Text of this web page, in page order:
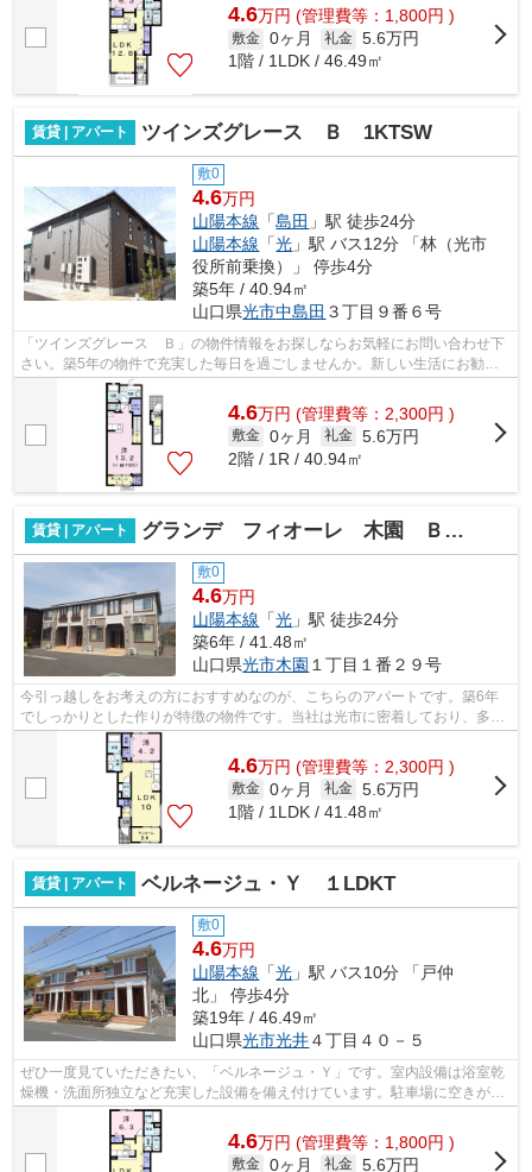
4.6万円 (管理費等：1,800円 )
敷金 0ヶ月 礼金 5.6万円
1階 / 1LDK / 46.49㎡
賃貸 | アパート ツインズグレース Ｂ 1KTSW
敷0
4.6万円
山陽本線 「島田 」駅 徒歩24分
山陽本線 「光 」駅 バス12分 「林（光市
役所前乗換）」 停歩4分
築5年 / 40.94㎡
山口県光市中島田 ３丁目９番６号
「ツインズグレース Ｂ」の物件情報をお探しならお気軽にお問い合わせ下
さい。築5年の物件で充実した毎日を過ごしませんか。新しい生活にお勧め
なのが、こちらのアパートです。光市は...
4.6万円 (管理費等：2,300円 )
敷金 0ヶ月 礼金 5.6万円
2階 / 1R / 40.94㎡
賃貸 | アパート グランデ フィオーレ 木園 Ｂ 1LDKS
敷0
4.6万円
山陽本線 「光 」駅 徒歩24分
築6年 / 41.48㎡
山口県光市木園 １丁目１番２９号
今引っ越しをお考えの方におすすめなのが、こちらのアパートです。築6年
でしっかりとした作りが特徴の物件です。当社は光市に密着しており、多種
多様な賃貸住宅情報をお取り扱いしてお...
4.6万円 (管理費等：2,300円 )
敷金 0ヶ月 礼金 5.6万円
1階 / 1LDK / 41.48㎡
賃貸 | アパート ベルネージュ・Ｙ １LDKT
敷0
4.6万円
山陽本線 「光 」駅 バス10分 「戸仲
北」 停歩4分
築19年 / 46.49㎡
山口県光市光井４丁目４０－５
ぜひ一度見ていただきたい、「ベルネージュ・Ｙ」です。室内設備は浴室乾
燥機・洗面所独立など充実した設備を備え付けています。駐車場に空きがあ
るので車を駐車するスペースにお困り...
4.6万円 (管理費等：1,800円 )
敷金 0ヶ月 礼金 5.6万円